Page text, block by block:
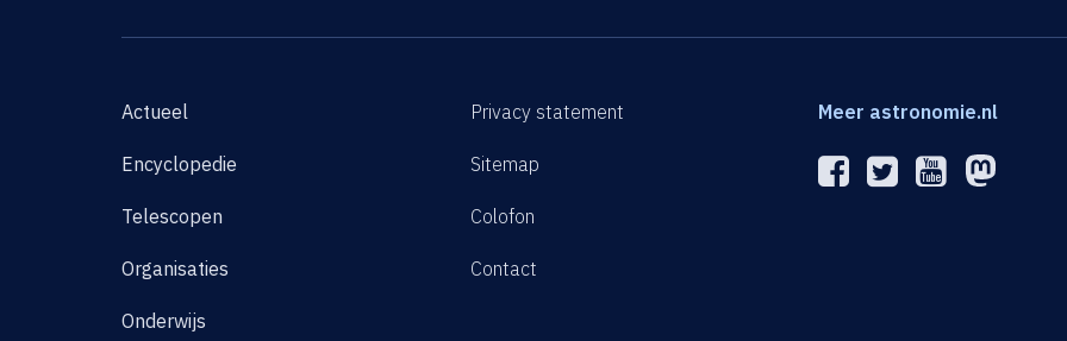
Actueel
Encyclopedie
Telescopen
Organisaties
Onderwijs
Privacy statement
Sitemap
Colofon
Contact
Meer astronomie.nl